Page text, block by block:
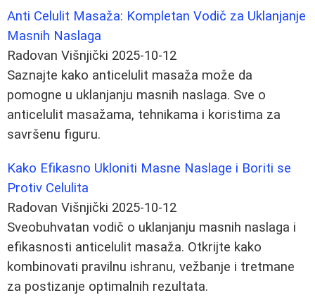
Anti Celulit Masaža: Kompletan Vodič za Uklanjanje
Masnih Naslaga
Radovan Višnjički 2025-10-12
Saznajte kako anticelulit masaža može da
pomogne u uklanjanju masnih naslaga. Sve o
anticelulit masažama, tehnikama i koristima za
savršenu figuru.
Kako Efikasno Ukloniti Masne Naslage i Boriti se
Protiv Celulita
Radovan Višnjički 2025-10-12
Sveobuhvatan vodič o uklanjanju masnih naslaga i
efikasnosti anticelulit masaža. Otkrijte kako
kombinovati pravilnu ishranu, vežbanje i tretmane
za postizanje optimalnih rezultata.